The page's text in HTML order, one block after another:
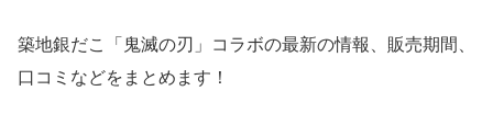
築地銀だこ「鬼滅の刃」コラボの最新の情報、販売期間、
口コミなどをまとめます！